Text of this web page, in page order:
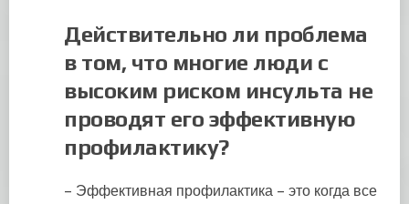
Действительно ли проблема
в том, что многие люди с
высоким риском инсульта не
проводят его эффективную
профилактику?
– Эффективная профилактика – это когда все